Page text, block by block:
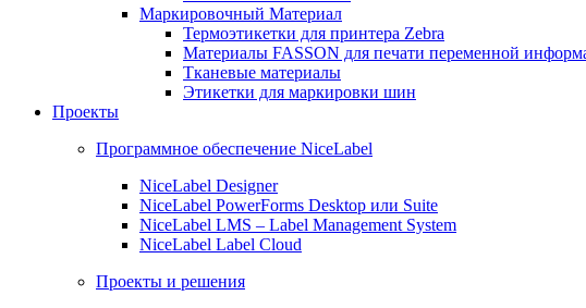
Маркировочный Материал
Термоэтикетки для принтера Zebra
Материалы FASSON для печати переменной
Тканевые материалы
Этикетки для маркировки шин
Проекты
Программное обеспечение NiceLabel
NiceLabel Designer
NiceLabel PowerForms Desktop или Suite
NiceLabel LMS – Label Management System
NiceLabel Label Cloud
Проекты и решения